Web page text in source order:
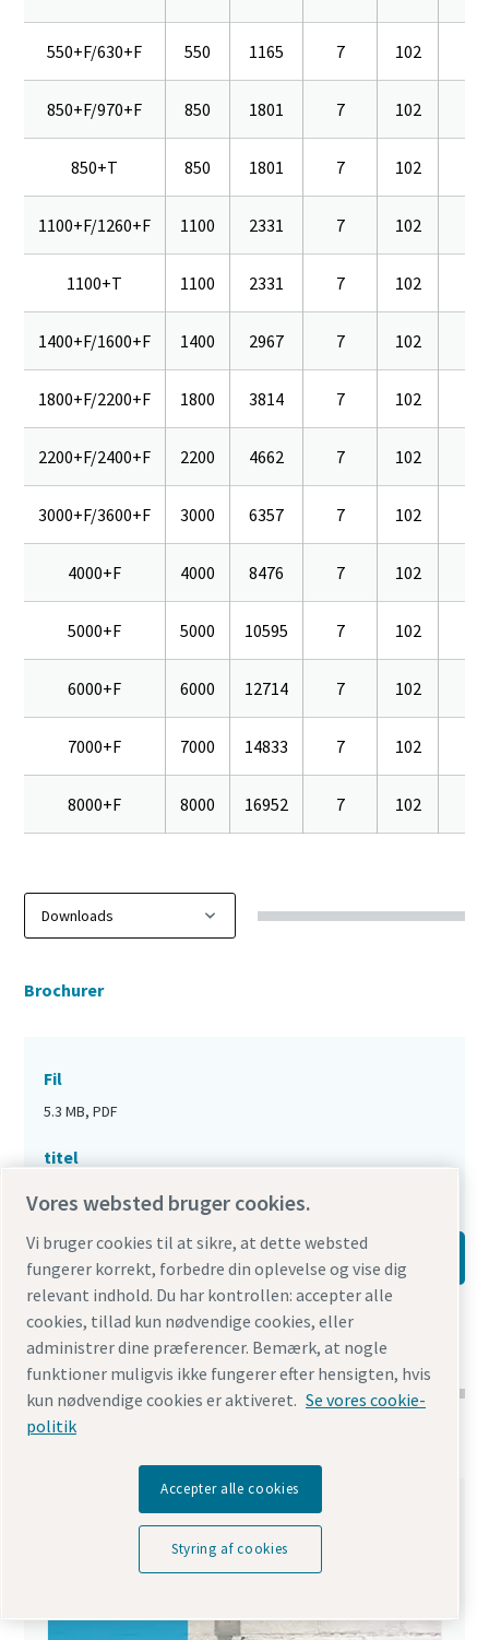
550+F/630+F 550 1165 7 102
850+F/970+F 850 1801 7 102
850+T 850 1801 7 102
1100+F/1260+F 1100 2331 7 102
1100+T 1100 2331 7 102
1400+F/1600+F 1400 2967 7 102
1800+F/2200+F 1800 3814 7 102
2200+F/2400+F 2200 4662 7 102
3000+F/3600+F 3000 6357 7 102
4000+F 4000 8476 7 102
5000+F 5000 10595 7 102
6000+F 6000 12714 7 102
7000+F 7000 14833 7 102
8000+F 8000 16952 7 102
Brochurer
Fil
5.3 MB, PDF
titel
Compressed air filters
Hent
Show all downloads
Vores websted bruger cookies.
Vi bruger cookies til at sikre, at dette websted
fungerer korrekt, forbedre din oplevelse og vise dig
relevant indhold. Du har kontrollen: accepter alle
cookies, tillad kun nødvendige cookies, eller
administrer dine præferencer. Bemærk, at nogle
funktioner muligvis ikke fungerer efter hensigten, hvis
kun nødvendige cookies er aktiveret. Se vores cookie-
politik
Accepter alle cookies
Styring af cookies